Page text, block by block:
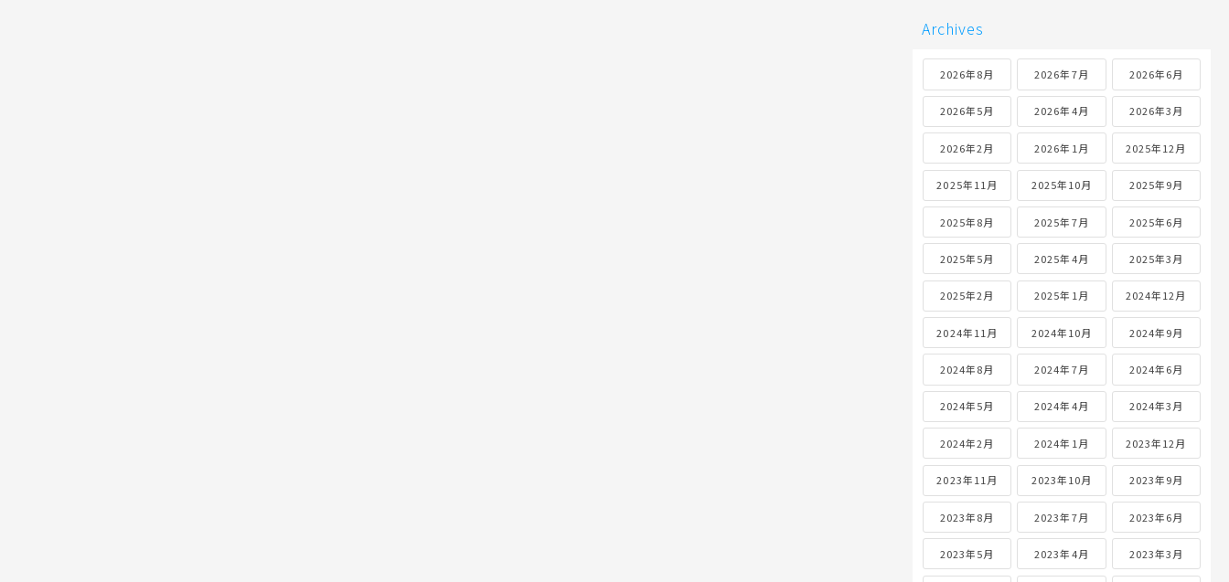
Archives
2026年8月 2026年7月 2026年6月
2026年5月 2026年4月 2026年3月
2026年2月 2026年1月 2025年12月
2025年11月 2025年10月 2025年9月
2025年8月 2025年7月 2025年6月
2025年5月 2025年4月 2025年3月
2025年2月 2025年1月 2024年12月
2024年11月 2024年10月 2024年9月
2024年8月 2024年7月 2024年6月
2024年5月 2024年4月 2024年3月
2024年2月 2024年1月 2023年12月
2023年11月 2023年10月 2023年9月
2023年8月 2023年7月 2023年6月
2023年5月 2023年4月 2023年3月